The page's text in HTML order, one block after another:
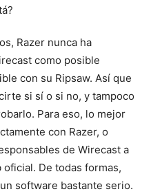
Razer nunca ha
como posible
con su Ripsaw. Así que
si sí o si no, y tampoco
Para eso, lo mejor
con Razer, o
de Wirecast a
De todas formas,
software bastante serio.